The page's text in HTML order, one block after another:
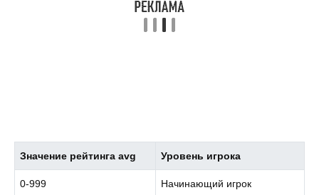
Значение рейтинга avg Уровень игрока
0-999 Начинающий игрок